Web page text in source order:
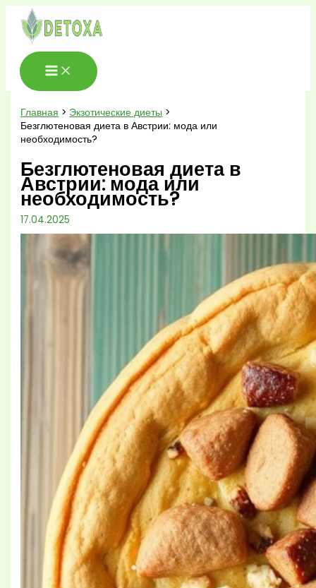
Перейти
содержимому
Главная
Экзотические диеты
Безглютеновая диета в Австрии: мода или
необходимость?
Безглютеновая диета в
Австрии: мода или
необходимость?
17.04.2025